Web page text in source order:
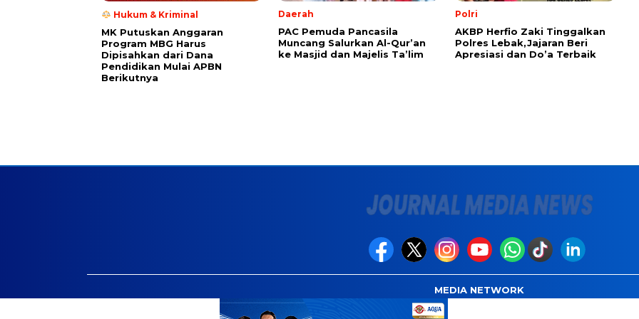
Hukum & Kriminal
MK Putuskan Anggaran
Program MBG Harus
Dipisahkan dari Dana
Pendidikan Mulai APBN
Berikutnya
Daerah
PAC Pemuda Pancasila
Muncang Salurkan Al-Qur’an
ke Masjid dan Majelis Ta’lim
Polri
AKBP Herfio Zaki Tinggalkan
Polres Lebak,Jajaran Beri
Apresiasi dan Do’a Terbaik
MEDIA NETWORK
Facebook.com
Instagram.com Whatsapp.com